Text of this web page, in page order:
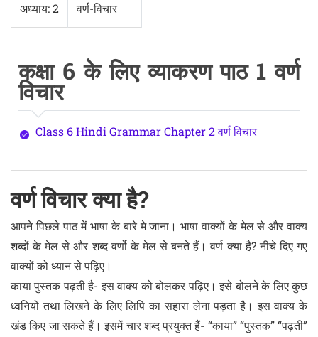
अध्याय: 2 वर्ण-विचार
कक्षा 6 के लिए व्याकरण पाठ 1 वर्ण
विचार
Class 6 Hindi Grammar Chapter 2 वर्ण विचार
वर्ण विचार क्या है?
आपने पिछले पाठ में भाषा के बारे मे जाना। भाषा वाक्यों के मेल से और वाक्य
शब्दों के मेल से और शब्द वर्णो के मेल से बनते हैं। वर्ण क्या है? नीचे दिए गए
वाक्यों को ध्यान से पढ़िए।
काया पुस्तक पढ़ती है- इस वाक्य को बोलकर पढ़िए। इसे बोलने के लिए कुछ
ध्वनियों तथा लिखने के लिए लिपि का सहारा लेना पड़ता है। इस वाक्य के
खंड किए जा सकते हैं। इसमें चार शब्द प्रयुक्त हैं- “काया” “पुस्तक” “पढ़ती”